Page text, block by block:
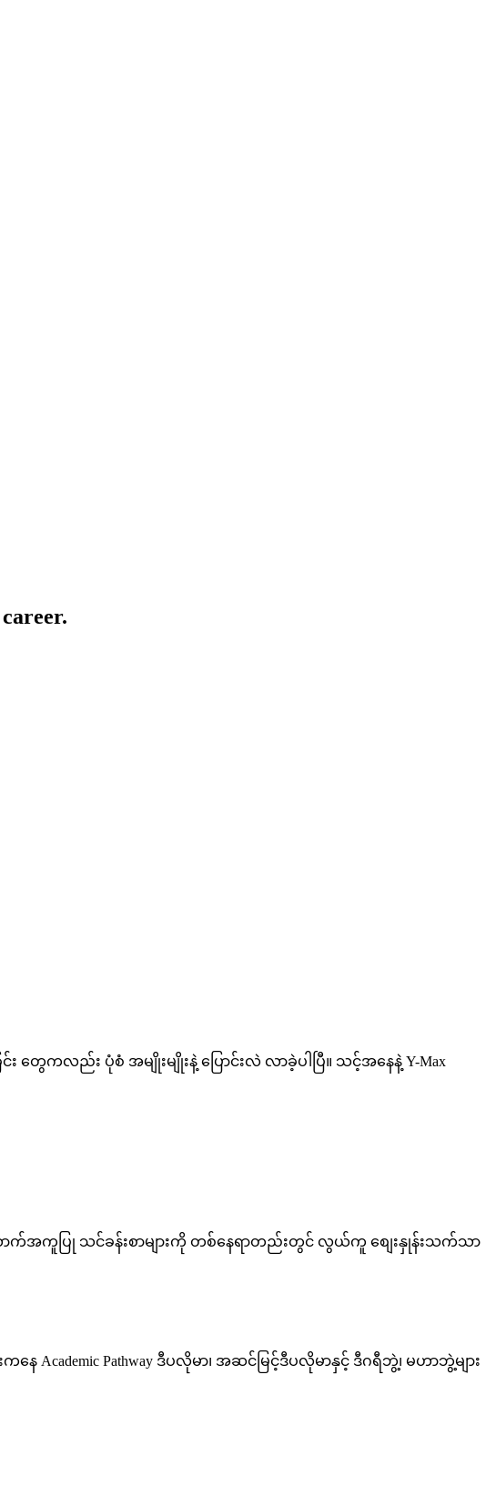
ေကလည်း ပုံစံ အမျိုးမျိုးနဲ့ ပြောင်းလဲ လာခဲ့ပါပြီ။ သင့်အနေနဲ့ Y-Max
ာက်အကူပြု သင်ခန်းစာများကို တစ်နေရာတည်းတွင် လွယ်ကူ စျေးနှုန်းသက်သာ
Academic Pathway ဒီပလိုမာ၊ အဆင်မြင့်ဒီပလိုမာနှင့် ဒီဂရီဘွဲ့၊ မဟာဘွဲ့များ